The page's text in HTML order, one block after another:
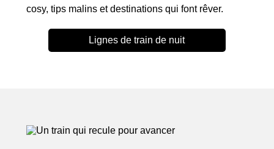
cosy, tips malins et destinations qui font rêver.
Lignes de train de nuit